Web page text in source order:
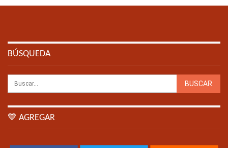
BÚSQUEDA
💙 AGREGAR